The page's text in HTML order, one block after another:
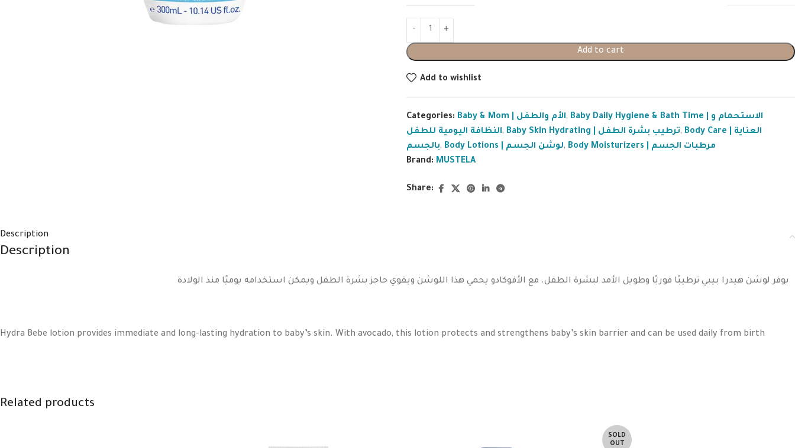
Add to cart
Add to wishlist
Categories: Baby & Mom | الأم والطفل, Baby Daily Hygiene & Bath Time | الاستحمام و
النظافة اليومية للطفل, Baby Skin Hydrating | ترطيب بشرة الطفل, Body Care | العناية
بالجسم, Body Lotions | لوشن الجسم,
Body Moisturizers | مرطبات الجسم
Brand: MUSTELA
Share:
Description
Description
يوفر لوشن هيدرا بيبي ترطيبًا فوريًا وطويل الأمد لبشرة الطفل. مع الأفوكادو يحمي هذا اللوشن ويقوي حاجز بشرة الطفل ويمكن استخدامه يوميًا منذ الولادة
Hydra Bebe lotion provides immediate and long-lasting hydration to baby’s skin. With avocado, this lotion protects and strengthens baby’s skin barrier and can be used daily from birth
Related products
SOLD
OUT